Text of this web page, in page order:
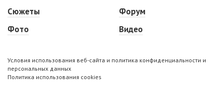
Сюжеты
Фото
Форум
Видео
Условия использования веб-сайта и политика конфиденциальности и
персональных данных
Политика использования cookies